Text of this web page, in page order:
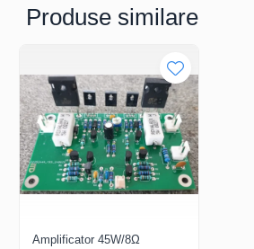
Produse similare
Amplificator 45W/8Ω